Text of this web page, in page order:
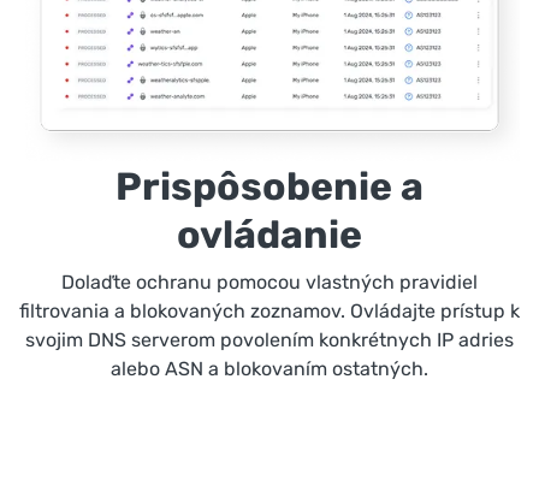
Prispôsobenie a
ovládanie
Dolaďte ochranu pomocou vlastných pravidiel
filtrovania a blokovaných zoznamov. Ovládajte prístup k
svojim DNS serverom povolením konkrétnych IP adries
alebo ASN a blokovaním ostatných.